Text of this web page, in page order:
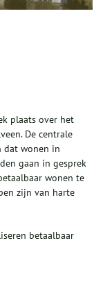
plaats over het
De centrale
dat wonen in
gaan in gesprek
wonen te
zijn van harte
betaalbaar